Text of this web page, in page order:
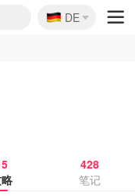
🇩🇪
DE
428
笔记